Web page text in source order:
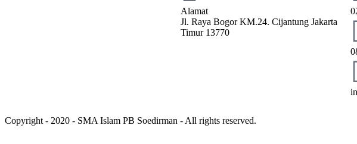
Alamat
Jl. Raya Bogor KM.24. Cijantung Jakarta
Timur 13770
Copyright - 2020 - SMA Islam PB Soedirman - All rights reserved.